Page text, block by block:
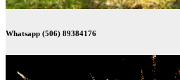
Whatsapp (506) 89384176